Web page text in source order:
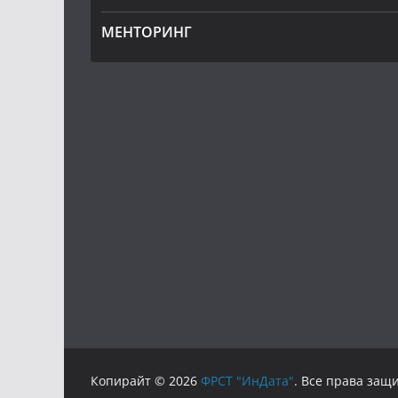
МЕНТОРИНГ
Копирайт © 2026 ФРСТ "ИнДата". Все права